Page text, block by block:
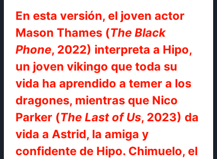
En esta versión, el joven actor
Mason Thames (The Black
Phone, 2022) interpreta a Hipo,
un joven vikingo que toda su
vida ha aprendido a temer a los
dragones, mientras que Nico
Parker (The Last of Us, 2023) da
vida a Astrid, la amiga y
confidente de Hipo. Chimuelo, el